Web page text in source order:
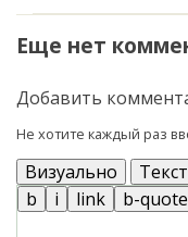
Еще нет
Добавить
Не хотите каждый раз
Визуально Текст